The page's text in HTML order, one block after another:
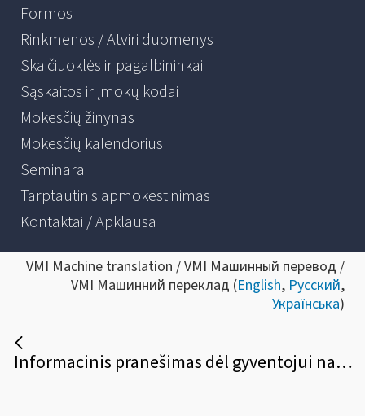
Formos
Rinkmenos / Atviri duomenys
Skaičiuoklės ir pagalbininkai
Sąskaitos ir įmokų kodai
Mokesčių žinynas
Mokesčių kalendorius
Seminarai
Tarptautinis apmokestinimas
Kontaktai / Apklausa
VMI Machine translation / VMI Машинный перевод /
VMI Машинний переклад (English, Русский,
Українська)
Informacinis pranešimas dėl gyventojui natūra išmokėtų išmokų, apskaičiuotų už gyventojo naudojimąsi kitam asmeniui priklausančiu automobiliu asmeniniais tikslais, deklaravimo